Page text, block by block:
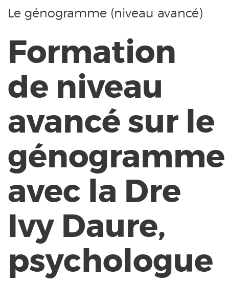
Le génogramme (niveau avancé)
Formation
de niveau
avancé sur le
génogramme
avec la Dre
Ivy Daure,
psychologue